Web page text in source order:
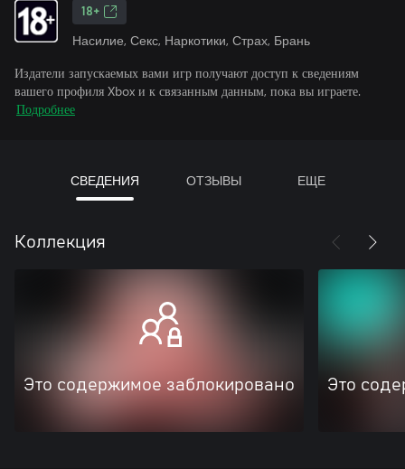
18+
Насилие, Секс, Наркотики, Страх, Брань
Издатели запускаемых вами игр получают доступ к сведениям
вашего профиля Xbox и к связанным данным, пока вы играете.
Подробнее
СВЕДЕНИЯ ОТЗЫВЫ ЕЩЕ
Коллекция
Это содержимое заблокировано Это